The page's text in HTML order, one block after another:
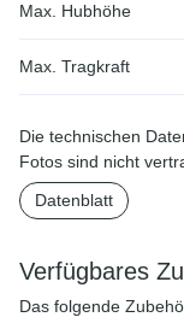
Max. Hubhöhe
Max. Tragkraft
Die technischen
Fotos sind nicht
Datenblatt
Verfügbares
Das folgende